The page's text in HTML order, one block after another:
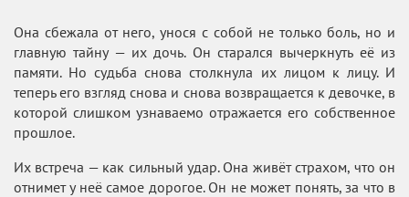
Она сбежала от него, унося с собой не только боль, но и
главную тайну — их дочь. Он старался вычеркнуть её из
памяти. Но судьба снова столкнула их лицом к лицу. И
теперь его взгляд снова и снова возвращается к девочке, в
которой слишком узнаваемо отражается его собственное
прошлое.
Их встреча — как сильный удар. Она живёт страхом, что он
отнимет у неё самое дорогое. Он не может понять, за что в